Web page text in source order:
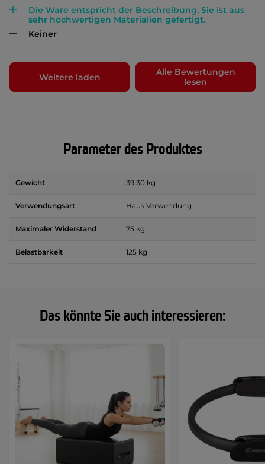
Das könnte Sie auch interessieren:
Die Ware entspricht der Beschreibung. Sie ist aus
sehr hochwertigen Materialien gefertigt.
Keiner
Weitere laden
Alle Bewertungen
lesen
Parameter des Produktes
Gewicht 39.30 kg
Verwendungsart Haus Verwendung
Maximaler Widerstand 75 kg
Belastbarkeit 125 kg